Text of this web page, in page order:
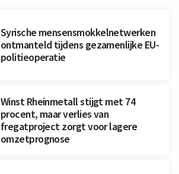
Syrische mensensmokkelnetwerken
ontmanteld tijdens gezamenlijke EU-
politieoperatie
Winst Rheinmetall stijgt met 74
procent, maar verlies van
fregatproject zorgt voor lagere
omzetprognose